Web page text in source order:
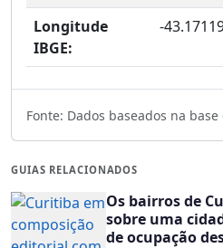
Longitude
IBGE:
-
Fonte: Dados baseados na base
GUIAS RELACIONADOS
Os bairros de
sobre uma
de ocupação